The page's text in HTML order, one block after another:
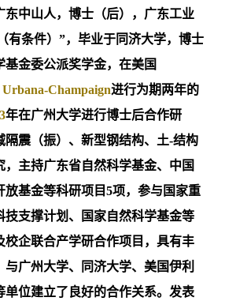
东中山人，博士（后），广东工业
有条件）”，毕业于同济大学，博士
基金委公派奖学金，在美国
Champaign进行为期两年的
年在广州大学进行博士后合作研
隔震（振）、新型钢结构、土-结构
，主持广东省自然科学基金、中国
放基金等科研项目5项，参与国家重
技支撑计划、国家自然科学基金等
校企联合产学研合作项目，具有丰
与广州大学、同济大学、美国伊利
单位建立了良好的合作关系。发表